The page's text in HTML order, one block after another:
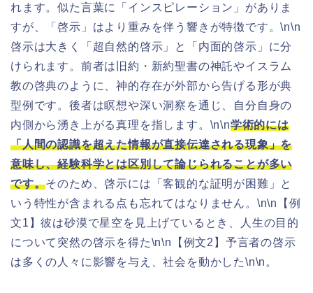
れます。似た言葉に「インスピレーション」がありま
すが、「啓示」はより重みを伴う響きが特徴です。\n\n
啓示は大きく「超自然的啓示」と「内面的啓示」に分
けられます。前者は旧約・新約聖書の神託やイスラム
教の啓典のように、神的存在が外部から告げる形が典
型例です。後者は瞑想や深い洞察を通じ、自分自身の
内側から湧き上がる真理を指します。\n\n学術的には
「人間の認識を超えた情報が直接伝達される現象」を
意味し、経験科学とは区別して論じられることが多い
です。そのため、啓示には「客観的な証明が困難」と
いう特性が含まれる点も忘れてはなりません。\n\n【例
文1】彼は砂漠で星空を見上げているとき、人生の目的
について突然の啓示を得た\n\n【例文2】予言者の啓示
は多くの人々に影響を与え、社会を動かした\n\n。